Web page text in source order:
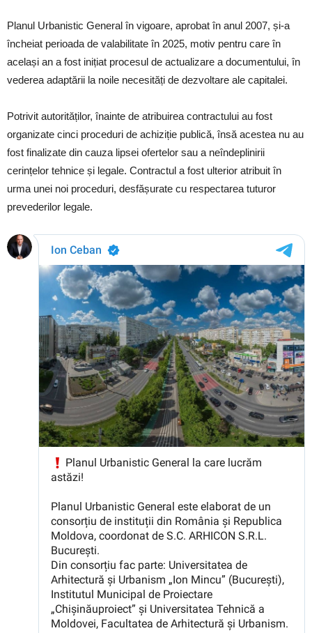
Planul Urbanistic General în vigoare, aprobat în anul 2007, și-a
încheiat perioada de valabilitate în 2025, motiv pentru care în
același an a fost inițiat procesul de actualizare a documentului, în
vederea adaptării la noile necesități de dezvoltare ale capitalei.
Potrivit autorităților, înainte de atribuirea contractului au fost
organizate cinci proceduri de achiziție publică, însă acestea nu au
fost finalizate din cauza lipsei ofertelor sau a neîndeplinirii
cerințelor tehnice și legale. Contractul a fost ulterior atribuit în
urma unei noi proceduri, desfășurate cu respectarea tuturor
prevederilor legale.